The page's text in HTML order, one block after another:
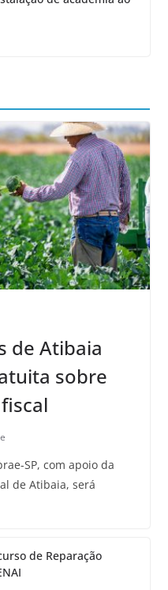
de Atibaia
sobre
SP, com apoio da
de Atibaia, será
de Reparação